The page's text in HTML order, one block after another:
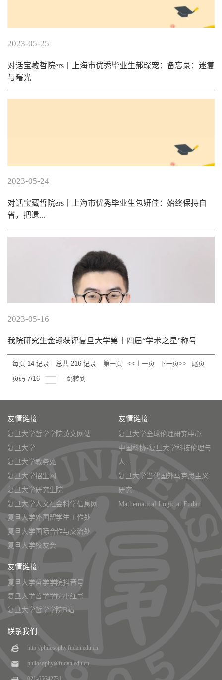
2023-05-25
对话宝藏哲院ers丨上海市优秀毕业生郝琛宠：备忘录：迷复
与曙光
2023-05-24
对话宝藏哲院ers丨上海市优秀毕业生包妍佳：始终保持自
省，把遗...
2023-05-16
我院研究生金翱获评复旦大学第十四届“学术之星”称号
每页 14 记录 总共 216 记录 第一页 <<上一页 下一页>>
尾页
页码 7/16 跳转到
友情链接
复旦大学哲学学院英文网站
复旦大学
复旦大学教务处
复旦大学招生网
复旦大学研究生院
复旦大学人文社会科学信息网
复旦大学外国留学生工作处
复旦大学国际合作与交流处
复旦大学校友会
友情链接
复旦大学全球伦理研究中心
中国科协-复旦大学科技伦理与
人...
复旦大学当代国外马克思主义
研究...
Mathematical Logic at Fudan
友情链接
复旦大学哲学学院抖音号
复旦大学哲学学院小红书
复旦大学哲学学院B站
联系我们
http://philosophy.fudan.edu.cn
philosophy@fudan.edu.cn